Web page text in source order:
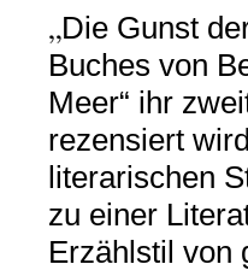
„Die Gunst
Buches von
Meer“ ihr
rezensiert
literarischen
zu einer
Erzählstil von